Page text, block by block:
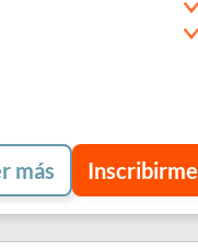
más Inscribirme